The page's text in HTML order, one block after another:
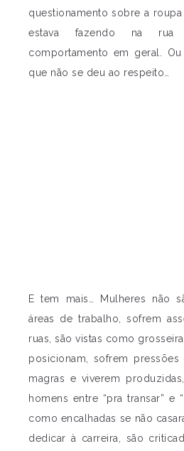
questionamento sobre a
estava fazendo na
comportamento em geral.
que não se deu ao respeito…
E tem mais… Mulheres não
áreas de trabalho, sofrem
ruas, são vistas como
posicionam, sofrem pressões
magras e viverem
homens entre “pra transar” e
como encalhadas se não
dedicar à carreira, são